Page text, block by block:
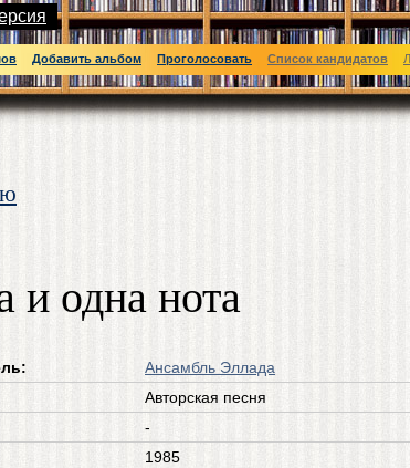
Добавить альбом Проголосовать Список кандидатов
и одна нота
Ансамбль Эллада
Авторская песня
-
1985